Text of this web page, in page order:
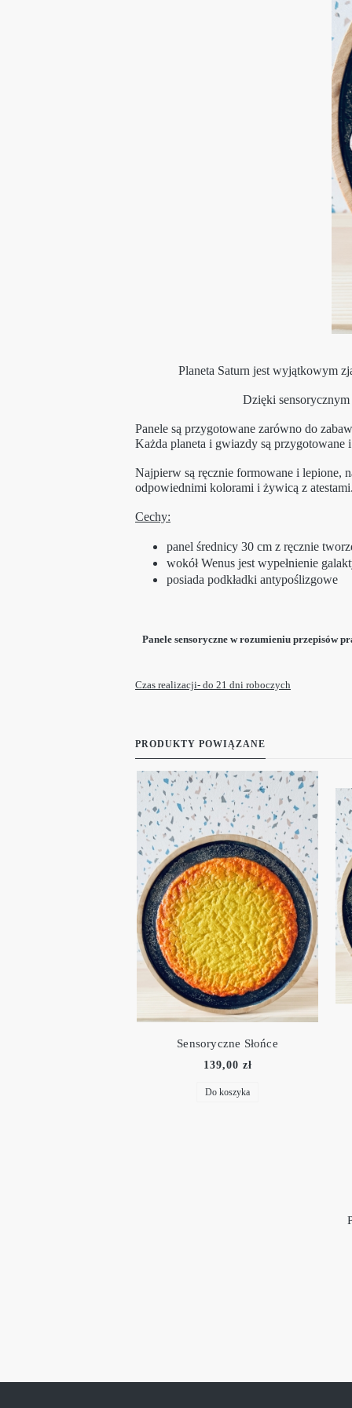
Planeta Saturn jest wyjątkowym
Dzięki
Panele są przygotowane zarówno do
Każda planeta i gwiazdy są przygotowane
Najpierw są ręcznie formowane i lepione,
odpowiednimi kolorami i żywicą z
Cechy:
panel średnicy 30 cm z ręcznie
wokół Wenus jest wypełnienie
posiada podkładki antypoślizgowe
Panele sensoryczne w rozumieniu przepisów
Czas realizacji- do 21 dni roboczych
PRODUKTY POWIĄZANE
Sensoryczne Słońce
139,00 zł
Do koszyka